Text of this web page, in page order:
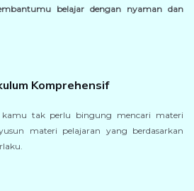
belajar dengan nyaman dan
Komprehensif
kamu tak perlu bingung mencari materi
materi pelajaran yang berdasarkan